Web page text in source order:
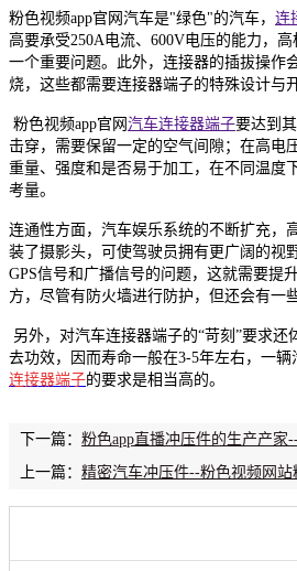
粉色视频app官网汽车是"绿色"的汽车， 连
高要承受250A电流、600V电压的能力，
一个重要问题。此外，连接器的插拔操作
烧，这些都需要连接器端子的特殊设计与开
粉色视频app官网 汽车连接器端子要达到
击穿，需要保留一定的空气间隙；在高电
重量、强度和是否易于加工，在不同温度
考量。
连通性方面，汽车娱乐系统的不断扩充，
装了摄影头，可使驾驶员拥有更广阔的视
GPS信号和广播信号的问题，这就需要提
方，尽管有防火墙进行防护，但还会有一
另外，对汽车连接器端子的“苛刻”要求
去功效，因而寿命一般在3-5年左右，一
连接器端子的要求是相当高的。
下一篇： 粉色app直播冲压件的生产产家
上一篇： 精密汽车冲压件--粉色视频网站